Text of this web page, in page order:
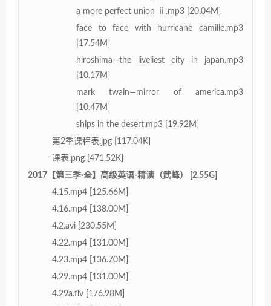
a more perfect union ⅱ.mp3 [20.04M]
face to face with hurricane camille.mp3
[17.54M]
hiroshima—the liveliest city in japan.mp3
[10.17M]
mark twain—mirror of america.mp3
[10.47M]
ships in the desert.mp3 [19.92M]
第2季课程表.jpg [117.04K]
课表.png [471.52K]
2017【第三季·全】高级英语-精读（武峰） [2.55G]
4.15.mp4 [125.66M]
4.16.mp4 [138.00M]
4.2.avi [230.55M]
4.22.mp4 [131.00M]
4.23.mp4 [136.70M]
4.29.mp4 [131.00M]
4.29a.flv [176.98M]